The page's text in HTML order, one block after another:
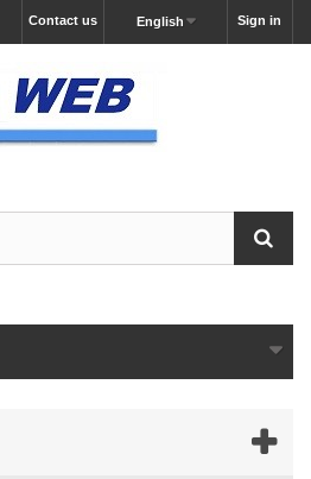
Sign in
English
Contact us